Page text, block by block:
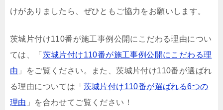
けがありましたら、ぜひともご協力をお願いします。
茨城片付け110番が施工事例公開にこだわる理由につい
ては、「 茨城片付け110番が施工事例公開にこだわる理
由 」をご覧ください。また、茨城片付け110番が選ばれ
る理由については「 茨城片付け110番が選ばれる6つの
理由 」を合わせてご覧ください！